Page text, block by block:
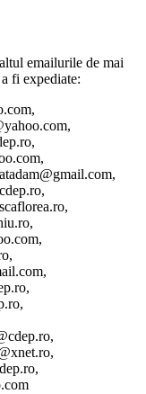
emailurile de mai
fi expediate: